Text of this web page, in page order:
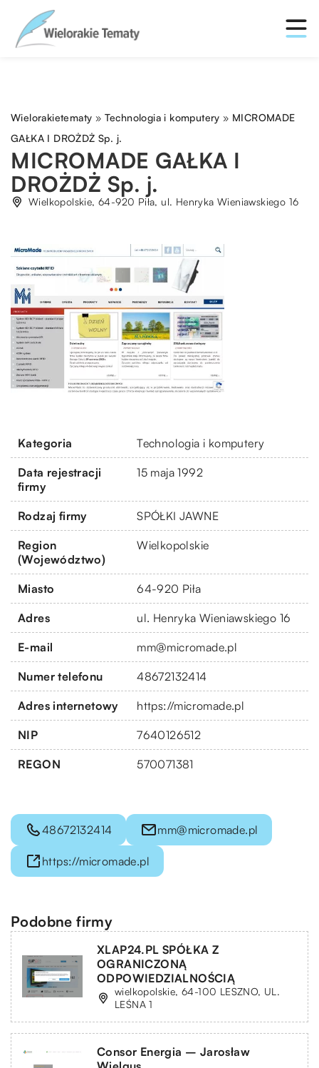
Wielorakietematy » Technologia i komputery » MICROMADE
GAŁKA I DROŻDŻ Sp. j.
MICROMADE GAŁKA I
DROŻDŻ Sp. j.
Wielkopolskie, 64-920 Piła, ul. Henryka Wieniawskiego 16
Kategoria Technologia i komputery
Data rejestracji
firmy
15 maja 1992
Rodzaj firmy SPÓŁKI JAWNE
Region
(Województwo)
Wielkopolskie
Miasto 64-920 Piła
Adres ul. Henryka Wieniawskiego 16
E-mail mm@micromade.pl
Numer telefonu 48672132414
Adres internetowy https://micromade.pl
NIP 7640126512
REGON 570071381
48672132414 mm@micromade.pl
https://micromade.pl
Podobne firmy
XLAP24.PL SPÓŁKA Z
OGRANICZONĄ
ODPOWIEDZIALNOŚCIĄ
wielkopolskie, 64-100 LESZNO, UL.
LEŚNA 1
Consor Energia – Jarosław